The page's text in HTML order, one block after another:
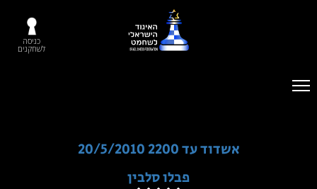
כניסה
לשחקנים
אשדוד עד 2200 20/5/2010
פבלו סלבין